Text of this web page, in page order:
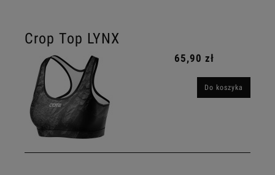
Crop Top LYNX
65,90 zł
Do koszyka